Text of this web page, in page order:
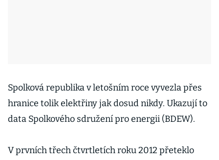
Spolková republika v letošním roce vyvezla přes
hranice tolik elektřiny jak dosud nikdy. Ukazují to
data Spolkového sdružení pro energii (BDEW).
V prvních třech čtvrtletích roku 2012 přeteklo